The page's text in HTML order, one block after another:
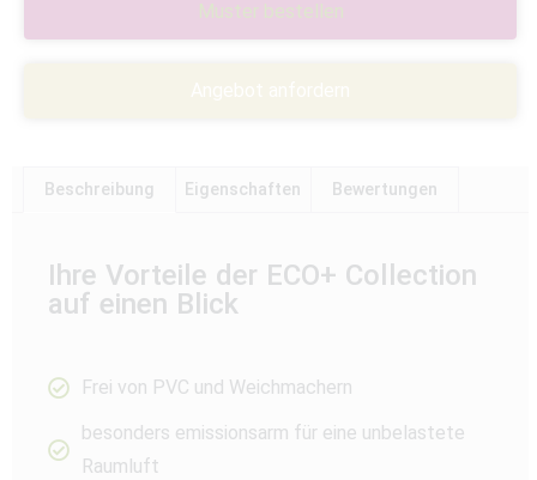
Beschreibung Eigenschaften Bewertungen
Ihre Vorteile der ECO+ Collection
auf einen Blick
Frei von PVC und Weichmachern
besonders emissionsarm für eine unbelastete
Raumluft